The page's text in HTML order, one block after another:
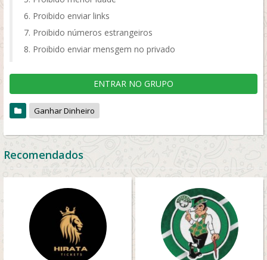
Proibido enviar links
Proibido números estrangeiros
Proibido enviar mensgem no privado
ENTRAR NO GRUPO
Ganhar Dinheiro
Recomendados